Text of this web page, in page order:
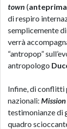
town (
di respiro
semplicemente
verrà
“antropop”
antropologo
Infine, di conflitti
nazionali:
testimonianze di
quadro